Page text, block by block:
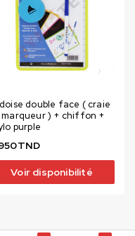
double face ( craie
) + chiffon +
purple
TND
Voir disponibilité